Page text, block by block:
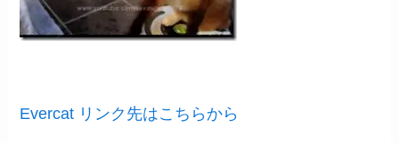
Evercat リンク先はこちらから